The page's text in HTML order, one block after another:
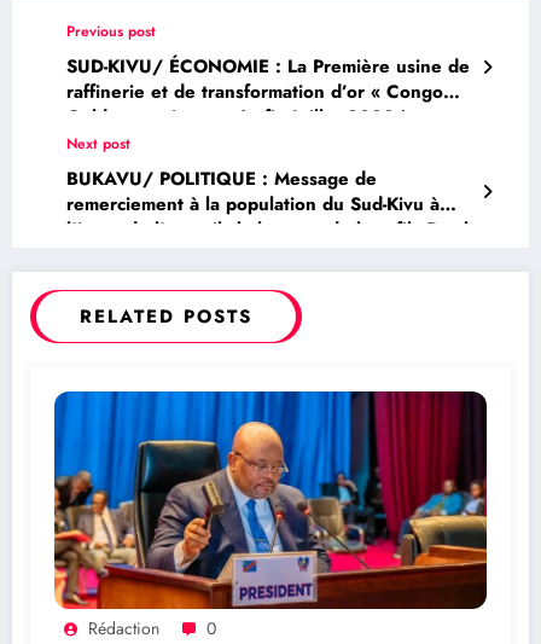
Previous post
SUD-KIVU/ ÉCONOMIE : La Première usine de
raffinerie et de transformation d’or « Congo
Gold » sera inaugurée fin Juillet 2023 à
Bukavu par le Ministre de l’industrie
Next post
BUKAVU/ POLITIQUE : Message de
remerciement à la population du Sud-Kivu à
l’issue de l’accueil chaleureux de leur fils Frank
RELATED POSTS
Rédaction 0